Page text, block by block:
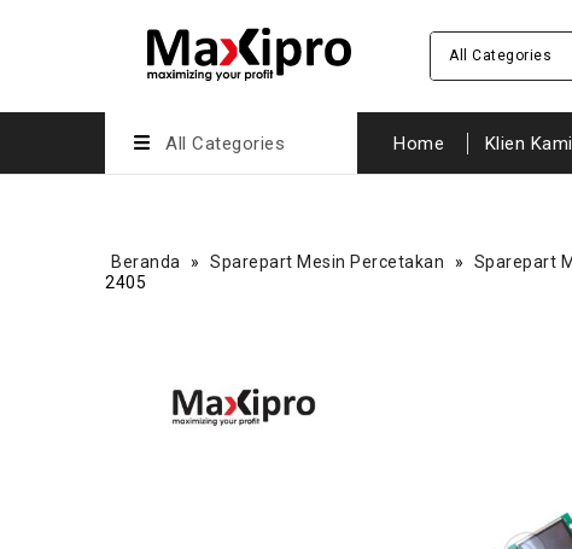
All Categories
All Categories Home Klien Kami
Beranda » Sparepart Mesin Percetakan » Sparepart
2405